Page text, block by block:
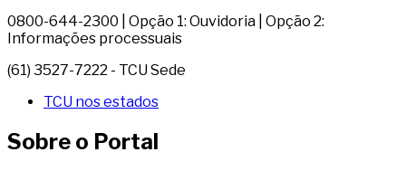
0800-644-2300 | Opção 1: Ouvidoria | Opção 2:
Informações processuais
(61) 3527-7222 - TCU Sede
TCU nos estados
Sobre o Portal